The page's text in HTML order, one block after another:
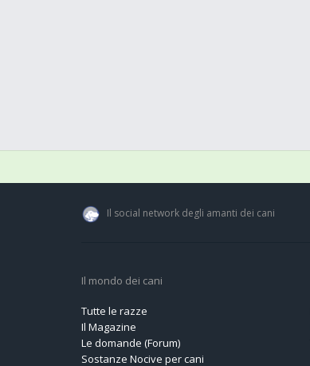
Il social network degli amanti dei cani
Il mondo dei cani
Tutte le razze
Il Magazine
Le domande (Forum)
Sostanze Nocive per cani